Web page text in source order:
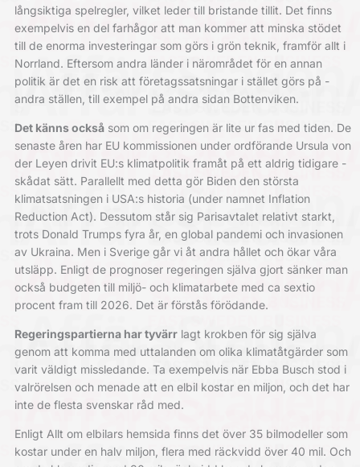
långsiktiga spelregler, vilket leder till bristande tillit. Det finns
exempelvis en del farhågor att man kommer att minska stödet
till de enorma investeringar som görs i grön teknik, framför allt i
Norrland. Eftersom andra länder i närområdet för en annan
politik är det en risk att företags­satsningar i stället görs på ­
andra ställen, till exempel på andra sidan Bottenviken.
Det känns ocksåsom om regeringen är lite ur fas med tiden. De
senaste åren har EU kommissionen under ordförande ­Ursula von
der Leyen drivit EU:s klimat­politik framåt på ett aldrig tidigare ­
skådat sätt. Parallellt med detta gör ­Biden den största
klimatsatsningen i USA:s historia (under namnet Inflation
Reduction Act). Dessutom står sig Parisavtalet relativt starkt,
trots Donald Trumps fyra år, en global pandemi och ­invasionen
av ­Ukraina. Men i Sverige går vi åt andra hållet och ökar våra
utsläpp. Enligt de prognoser regeringen själva gjort sänker man
också budgeten till miljö- och klimat­arbete med ca sextio
procent fram till 2026. Det är förstås förödande.
Regeringspartierna har tyvärrlagt krokben för sig själva
genom att komma med uttalanden om olika klimatåtgärder som
varit väldigt missledande. Ta exempelvis när Ebba Busch stod i
valrörelsen och menade att en elbil kostar en miljon, och det har
inte de flesta svenskar råd med.
Enligt Allt om elbilars hemsida finns det över 35 bilmodeller som
kostar under en halv miljon, flera med räckvidd över 40 mil. Och